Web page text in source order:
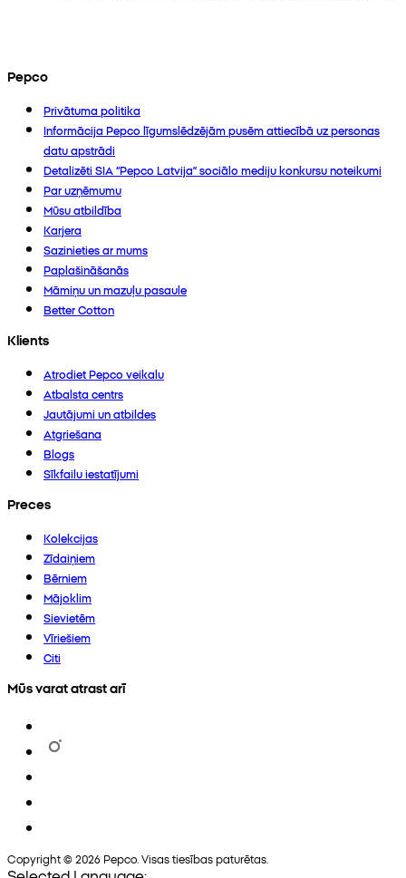
Pepco
Privātuma politika
Informācija Pepco līgumslēdzējām pusēm attiecībā uz personas
datu apstrādi
Detalizēti SIA “Pepco Latvija” sociālo mediju konkursu noteikumi
Par uzņēmumu
Mūsu atbildība
Karjera
Sazinieties ar mums
Paplašināšanās
Māmiņu un mazuļu pasaule
Better Cotton
Klients
Atrodiet Pepco veikalu
Atbalsta centrs
Jautājumi un atbildes
Atgriešana
Blogs
Sīkfailu iestatījumi
Preces
Kolekcijas
Zīdaiņiem
Bērniem
Mājoklim
Sievietēm
Vīriešiem
Citi
Mūs varat atrast arī
Copyright © 2026 Pepco. Visas tiesības paturētas.